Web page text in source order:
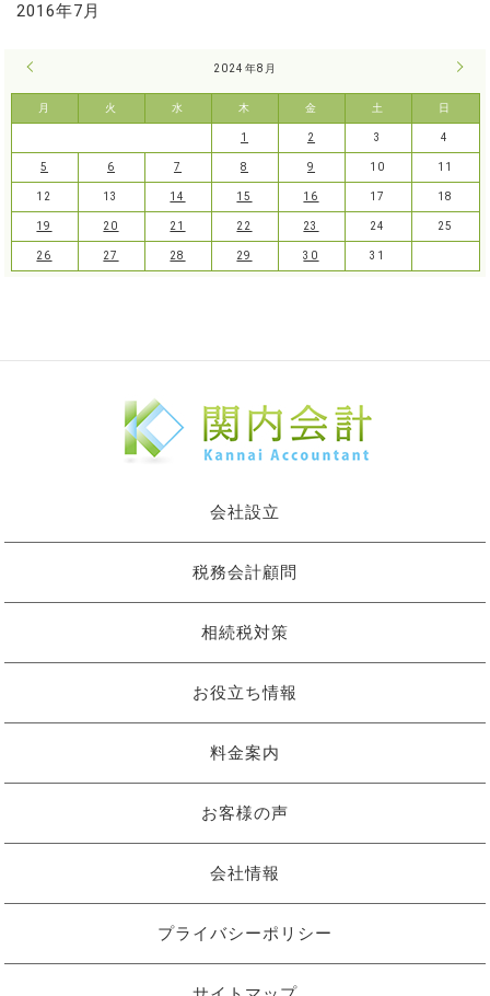
2016年7月
2024年8月
月 火 水 木 金 土 日
9月
1 2 3 4
5 6 7 8 9 10 11
12 13 14 15 16 17 18
19 20 21 22 23 24 25
26 27 28 29 30 31
会社設立
税務会計顧問
相続税対策
お役立ち情報
料金案内
お客様の声
会社情報
プライバシーポリシー